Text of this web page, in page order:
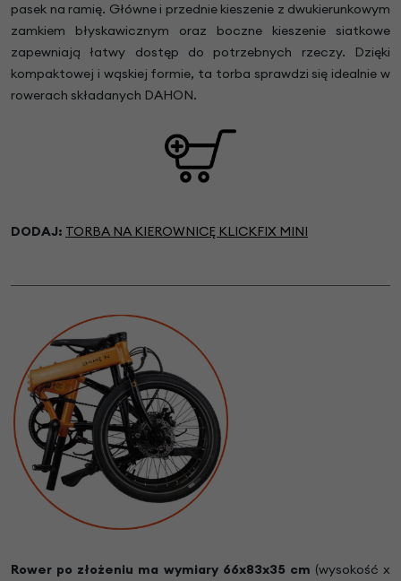
pasek na ramię. Główne i przednie kieszenie z dwukierunkowym
zamkiem błyskawicznym oraz boczne kieszenie siatkowe
zapewniają łatwy dostęp do potrzebnych rzeczy. Dzięki
kompaktowej i wąskiej formie, ta torba sprawdzi się idealnie w
rowerach składanych DAHON.
DODAJ: TORBA NA KIEROWNICĘ KLICKFIX MINI
Rower po złożeniu ma wymiary 66x83x35 cm (wysokość x